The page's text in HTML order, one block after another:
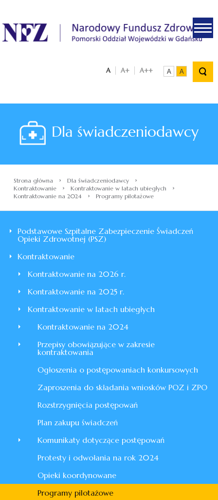
.
A A+ A++ A A
Dla świadczeniodawcy
Strona główna › Dla świadczeniodawcy ›
Kontraktowanie › Kontraktowanie w latach ubiegłych ›
Kontraktowanie na 2024 › Programy pilotażowe
Podstawowe Szpitalne Zabezpieczenie Świadczeń
Opieki Zdrowotnej (PSZ)
Kontraktowanie
Kontraktowanie na 2026 r.
Kontraktowanie na 2025 r.
Kontraktowanie w latach ubiegłych
Kontraktowanie na 2024
Przepisy obowiązujące w zakresie
kontraktowania
Ogłoszenia o postępowaniach konkursowych
Zaproszenia do składania wniosków POZ i ZPO
Rozstrzygnięcia postępowań
Plan zakupu świadczeń
Komunikaty dotyczące postępowań
Protesty i odwołania na rok 2024
Opieki koordynowane
Programy pilotażowe